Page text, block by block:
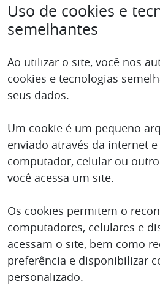
Uso de cookies e
semelhantes
Ao utilizar o site, você nos
cookies e tecnologias
seus dados.
Um cookie é um pequeno
enviado através da internet
computador, celular ou
você acessa um site.
Os cookies permitem o
computadores, celulares e
acessam o site, bem como
preferência e disponibilizar
personalizado.